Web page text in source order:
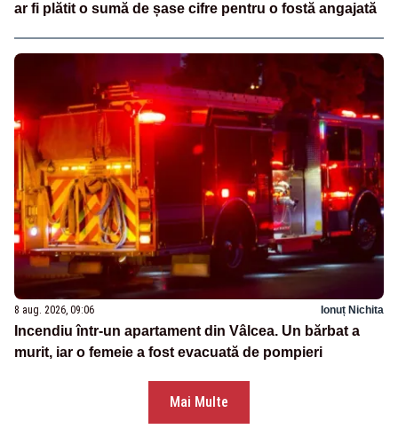
ar fi plătit o sumă de șase cifre pentru o fostă angajată
8 aug. 2026, 09:06 Ionuț Nichita
Incendiu într-un apartament din Vâlcea. Un bărbat a
murit, iar o femeie a fost evacuată de pompieri
Mai Multe